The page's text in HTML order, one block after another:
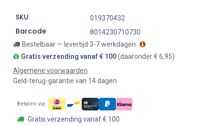
SKU 019370432
Barcode
8014230710730
Bestelbaar — levertijd 3-7 werkdagen
Gratis verzending vanaf € 100(daaronder € 6,95)
Algemene voorwaarden
Geld-terug-garantie van 14 dagen
Betalen via:
Gratis verzending vanaf € 100